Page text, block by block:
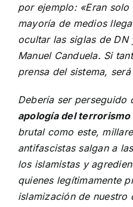
por ejemplo: «Eran
mayoría de medios
ocultar las siglas de
Manuel Canduela. Si
prensa del sistema,
Debería ser perseguido
apología del terrorismo
brutal como este,
antifascistas salgan a
los islamistas y
quienes legítimamente
islamización de nuestro